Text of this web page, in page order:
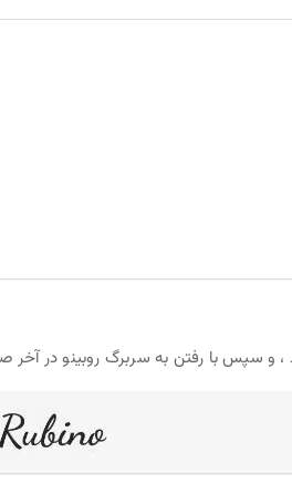
و سپس با رفتن به سربرگ روبینو در آخر